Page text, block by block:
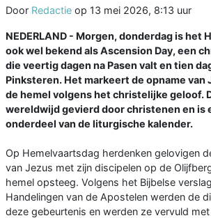
Door Redactie op 13 mei 2026, 8:13 uur
NEDERLAND - Morgen, donderdag is het
ook wel bekend als Ascension Day, een
die veertig dagen na Pasen valt en tien
Pinksteren. Het markeert de opname van
de hemel volgens het christelijke geloof.
wereldwijd gevierd door christenen en is
onderdeel van de liturgische kalender.
Op Hemelvaartsdag herdenken gelovigen
van Jezus met zijn discipelen op de
hemel opsteeg. Volgens het Bijbelse
Handelingen van de Apostelen werden de
deze gebeurtenis en werden ze vervuld